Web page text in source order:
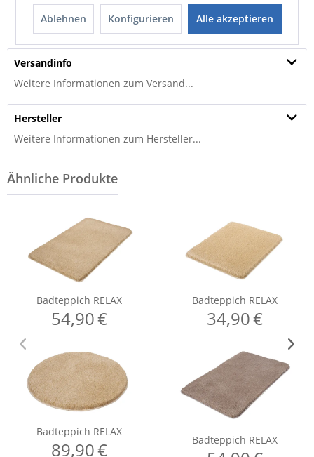
Produktsicherheit
Produktsicherheit
Versandinfo
Weitere Informationen zum Versand...
Hersteller
Weitere Informationen zum Hersteller...
Ablehnen Konfigurieren Alle akzeptieren